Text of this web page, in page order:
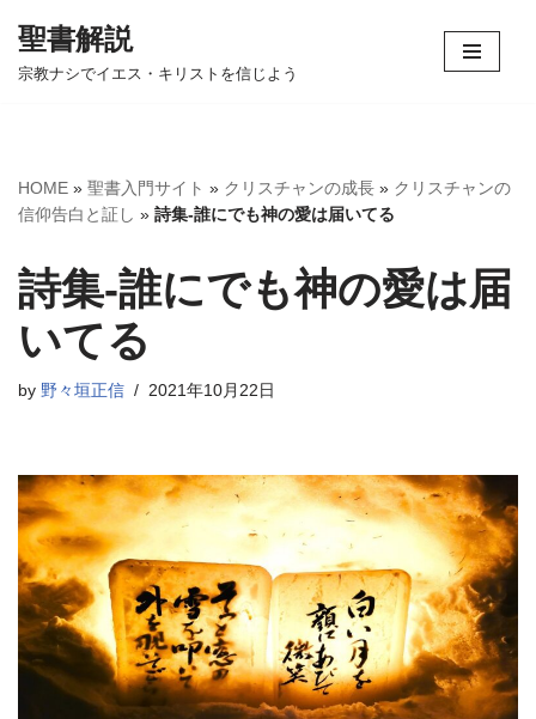
コ
ツ
へ
キ
ッ
プ
聖書解説
宗教ナシでイエス・キリストを信じよう
HOME » 聖書入門サイト » クリスチャンの成長 » クリスチャンの
信仰告白と証し » 詩集-誰にでも神の愛は届いてる
詩集-誰にでも神の愛は届
いてる
by 野々垣正信 2021年10月22日